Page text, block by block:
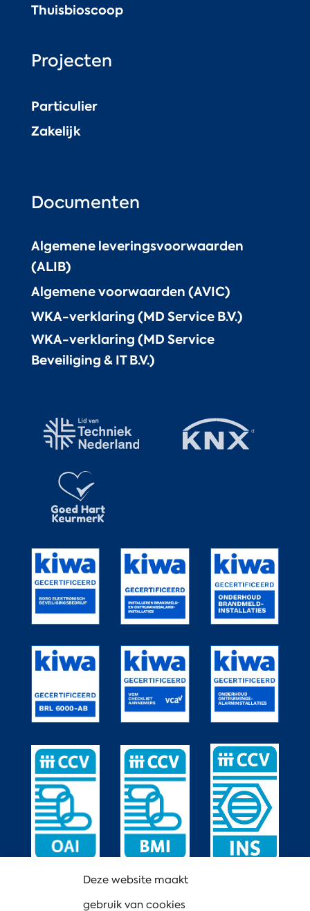
Deze website maakt
gebruik van cookies
Thuisbioscoop
Projecten
Particulier
Zakelijk
Documenten
Algemene leveringsvoorwaarden
(ALIB)
Algemene voorwaarden (AVIC)
WKA-verklaring (MD Service B.V.)
WKA-verklaring (MD Service
Beveiliging & IT B.V.)